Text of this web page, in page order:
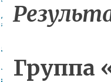
Группа